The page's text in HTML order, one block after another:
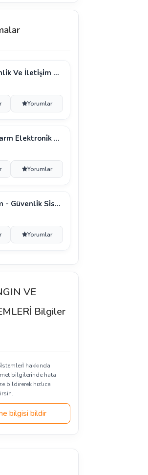
Odak Güvenli̇k Ve İleti̇şi̇m Si̇stemleri̇
Yorumlar
A.a.akti̇f Alarm Elektroni̇k Alarm Ve Güvenli̇k Si̇ste
Yorumlar
Orbi̇t Bi̇li̇şi̇m - Güvenli̇k Si̇stemleri̇
Yorumlar
VE
Bilgiler
hakkında
bilgilerinde hata
bildirerek hızlıca
bilgisi bildir